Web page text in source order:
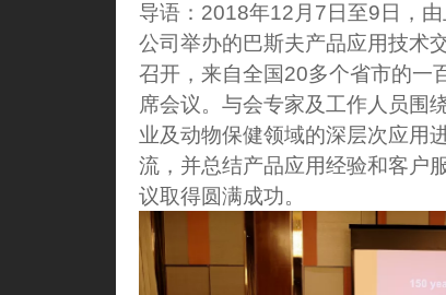
导语：2018年12月7日至9日，
公司举办的巴斯夫产品应用技术
召开，来自全国20多个省市的一
席会议。与会专家及工作人员围
业及动物保健领域的深层次应用
流，并总结产品应用经验和客户
议取得圆满成功。